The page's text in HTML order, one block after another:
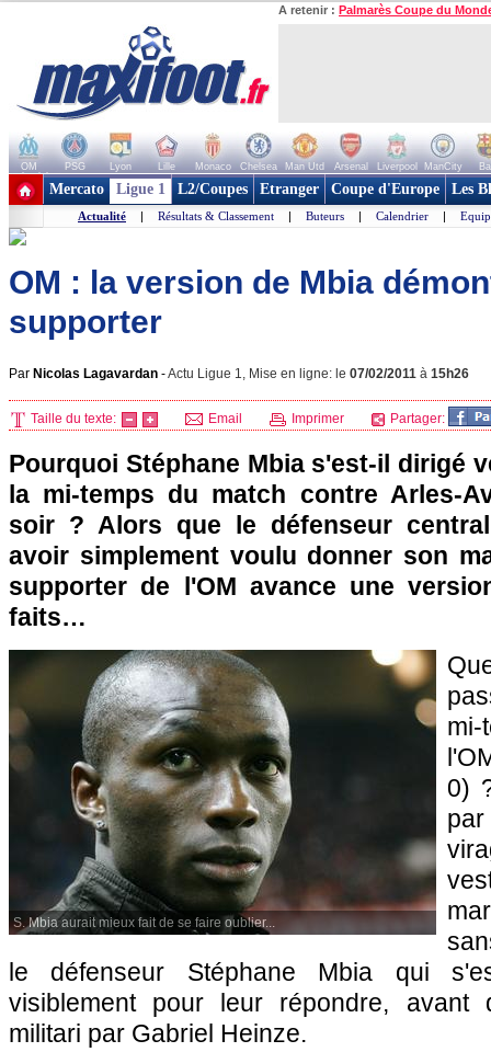
A retenir : Palmarès Coupe du
OM PSG Lyon Lille Monaco Chelsea Man Utd Arsenal Liverpool ManCity
+ de clubs
Mercato Ligue 1 L2/Coupes Etranger Coupe d'Europe Les
Actualité | Résultats & Classement | Buteurs | Calendrier |
OM : la version de Mbia
supporter
Par Nicolas Lagavardan -Actu Ligue 1, Mise en ligne: le 07/02/2011 à 15h26
Taille du texte: Email Imprimer Partager:
Pourquoi Stéphane Mbia s'est-il dirigé
la mi-temps du match contre Arles-
soir ? Alors que le défenseur
avoir simplement voulu donner son
supporter de l'OM avance une
faits…
S. Mbia aurait mieux fait de se faire oublier...
mi-
0)
le défenseur Stéphane Mbia qui
visiblement pour leur répondre, avant
militari par Gabriel Heinze.